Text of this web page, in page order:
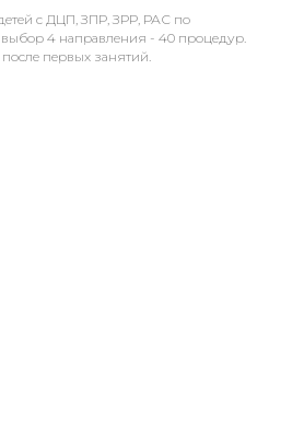
с ДЦП, ЗПР, ЗРР, РАС по
4 направления - 40 процедур.
первых занятий.